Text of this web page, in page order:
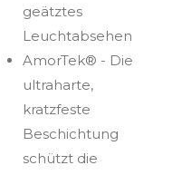
geätztes
Leuchtabsehen
AmorTek® - Die
ultraharte,
kratzfeste
Beschichtung
schützt die